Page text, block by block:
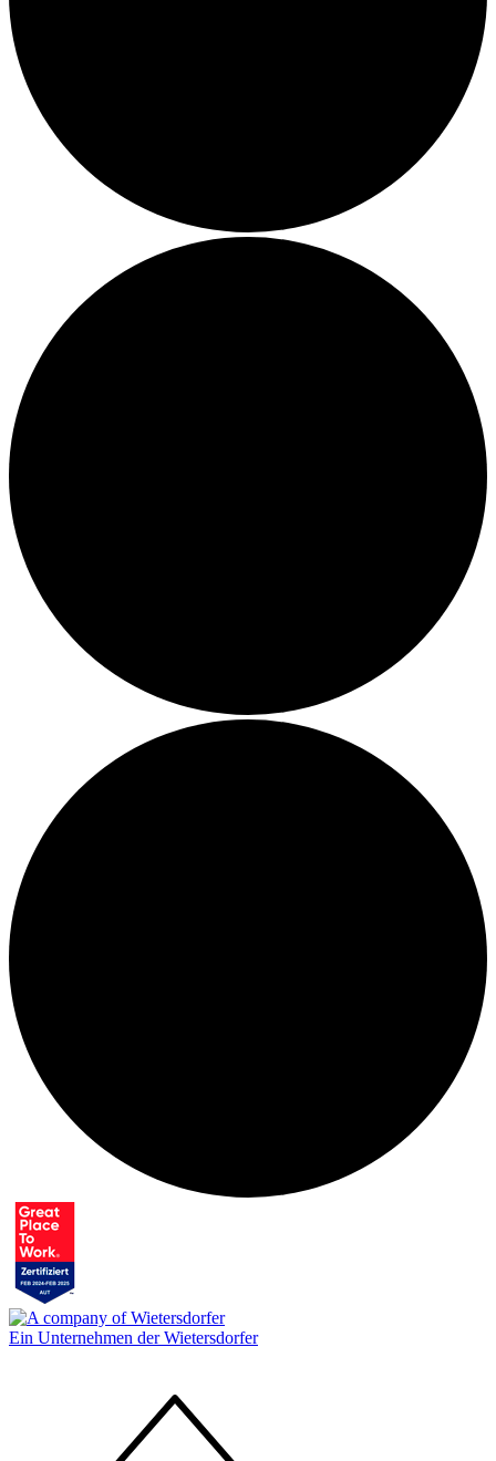
Ein Unternehmen der Wietersdorfer